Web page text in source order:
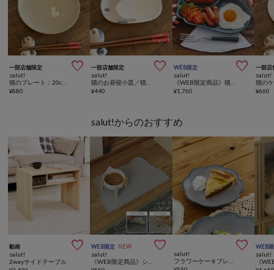
一部店舗限定 
salut!
¥880
一部店舗限定 
salut!
¥440
WEB限定 
salut!
《WEB限定商品》猫の仕切りプレート／猫の食卓
¥1,760
一部店
salut!
¥660
salut!からのおすすめ
動画 
salut!
2wayサイドテーブル
WEB限定 NEW 
salut!

salut!
WEB
salut!